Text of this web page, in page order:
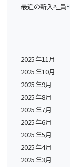
最近の新入社員
2025年11月
2025年10月
2025年9月
2025年8月
2025年7月
2025年6月
2025年5月
2025年4月
2025年3月